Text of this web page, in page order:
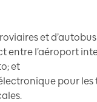
et
entre l’aéroport
et
pour les